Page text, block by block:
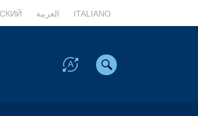
العربية ITALIANO